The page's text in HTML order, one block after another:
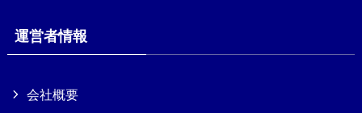
運営者情報
会社概要